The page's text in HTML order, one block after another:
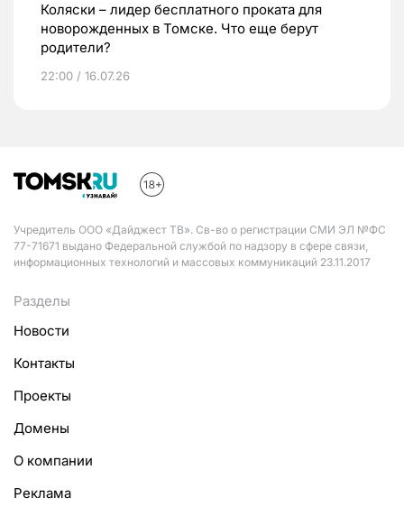
Коляски – лидер бесплатного проката для
новорожденных в Томске. Что еще берут
родители?
22:00 / 16.07.26
Учредитель ООО «Дайджест ТВ». Св-во о регистрации СМИ ЭЛ №ФС
77-71671 выдано Федеральной службой по надзору в сфере связи,
информационных технологий и массовых коммуникаций 23.11.2017
Разделы
Новости
Контакты
Проекты
Домены
О компании
Реклама